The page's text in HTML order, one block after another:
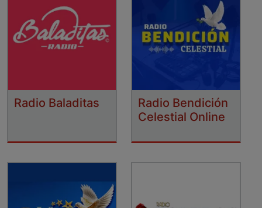
Radio Baladitas
Radio Bendición
Celestial Online